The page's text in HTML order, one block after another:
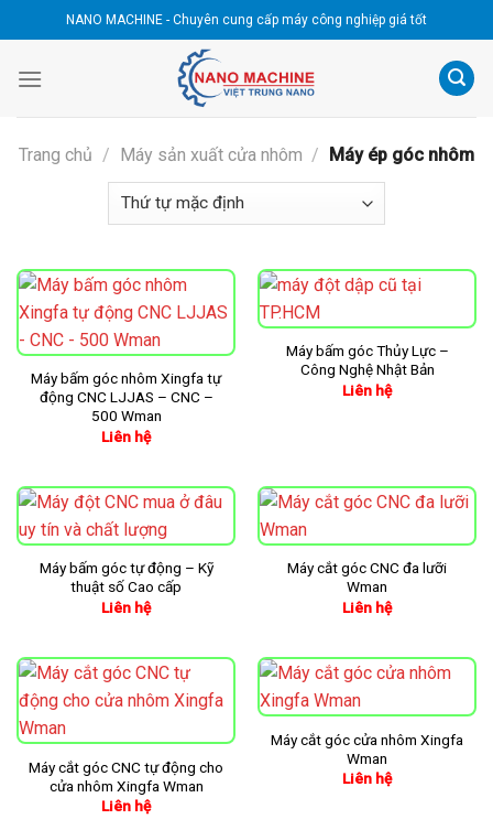
to
content
NANO MACHINE - Chuyên cung cấp máy công nghiệp giá tốt
Trang chủ / Máy sản xuất cửa nhôm / Máy ép góc nhôm
Máy bấm góc nhôm Xingfa tự
động CNC LJJAS – CNC –
500 Wman
Liên hệ
Máy bấm góc Thủy Lực –
Công Nghệ Nhật Bản
Liên hệ
Máy bấm góc tự động – Kỹ
thuật số Cao cấp
Liên hệ
Máy cắt góc CNC đa lưỡi
Wman
Liên hệ
Máy cắt góc CNC tự động cho
cửa nhôm Xingfa Wman
Liên hệ
Máy cắt góc cửa nhôm Xingfa
Wman
Liên hệ